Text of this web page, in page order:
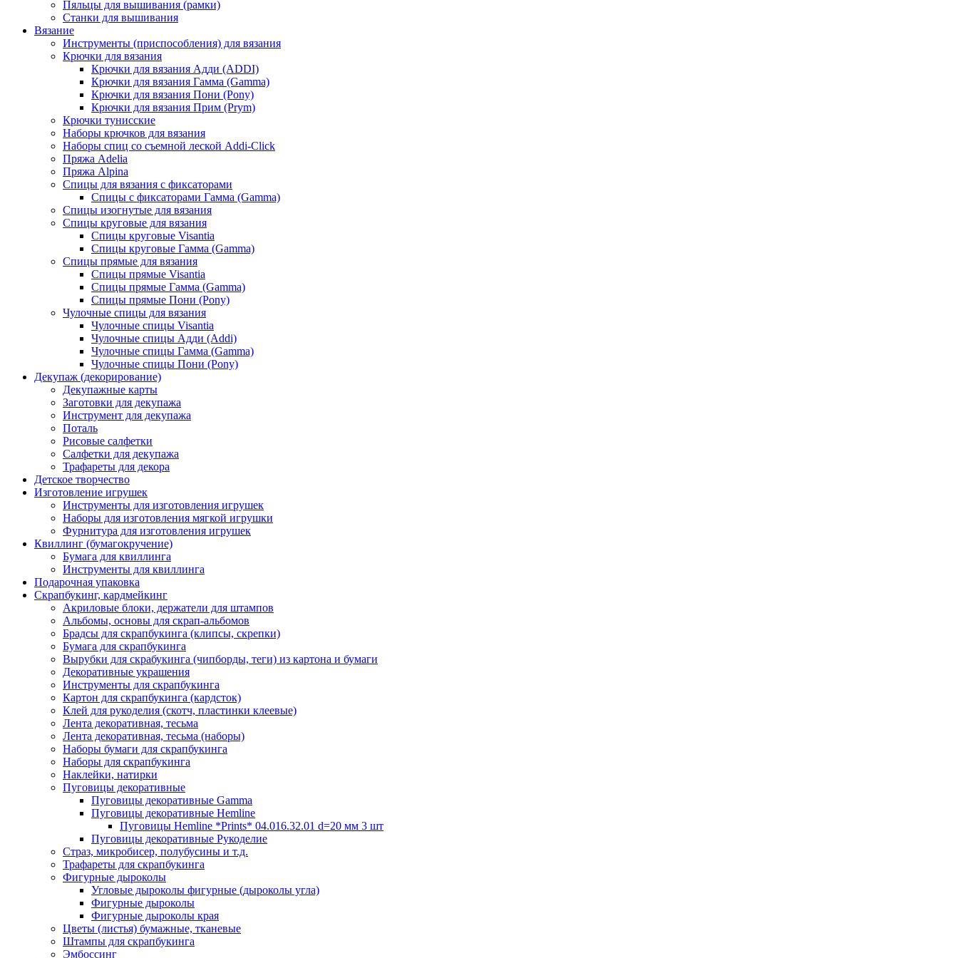
Пяльцы для вышивания (рамки)
Станки для вышивания
Вязание
Инструменты (приспособления) для вязания
Крючки для вязания
Крючки для вязания Адди (ADDI)
Крючки для вязания Гамма (Gamma)
Крючки для вязания Пони (Pony)
Крючки для вязания Прим (Prym)
Крючки тунисские
Наборы крючков для вязания
Наборы спиц со съемной леской Addi-Click
Пряжа Adelia
Пряжа Alpina
Спицы для вязания с фиксаторами
Спицы с фиксаторами Гамма (Gamma)
Спицы изогнутые для вязания
Спицы круговые для вязания
Спицы круговые Visantia
Спицы круговые Гамма (Gamma)
Спицы прямые для вязания
Спицы прямые Visantia
Спицы прямые Гамма (Gamma)
Спицы прямые Пони (Pony)
Чулочные спицы для вязания
Чулочные спицы Visantia
Чулочные спицы Адди (Addi)
Чулочные спицы Гамма (Gamma)
Чулочные спицы Пони (Pony)
Декупаж (декорирование)
Декупажные карты
Заготовки для декупажа
Инструмент для декупажа
Поталь
Рисовые салфетки
Салфетки для декупажа
Трафареты для декора
Детское творчество
Изготовление игрушек
Инструменты для изготовления игрушек
Наборы для изготовления мягкой игрушки
Фурнитура для изготовления игрушек
Квиллинг (бумагокручение)
Бумага для квиллинга
Инструменты для квиллинга
Подарочная упаковка
Скрапбукинг, кардмейкинг
Акриловые блоки, держатели для штампов
Альбомы, основы для скрап-альбомов
Брадсы для скрапбукинга (клипсы, скрепки)
Бумага для скрапбукинга
Вырубки для скрабукинга (чипборды, теги) из картона и бумаги
Декоративные украшения
Инструменты для скрапбукинга
Картон для скрапбукинга (кардсток)
Клей для рукоделия (скотч, пластинки клеевые)
Лента декоративная, тесьма
Лента декоративная, тесьма (наборы)
Наборы бумаги для скрапбукинга
Наборы для скрапбукинга
Наклейки, натирки
Пуговицы декоративные
Пуговицы декоративные Gamma
Пуговицы декоративные Hemline
Пуговицы Hemline *Prints* 04.016.32.01 d=20 мм 3 шт
Пуговицы декоративные Рукоделие
Страз, микробисер, полубусины и т.д.
Трафареты для скрапбукинга
Фигурные дыроколы
Угловые дыроколы фигурные (дыроколы угла)
Фигурные дыроколы
Фигурные дыроколы края
Цветы (листья) бумажные, тканевые
Штампы для скрапбукинга
Эмбоссинг